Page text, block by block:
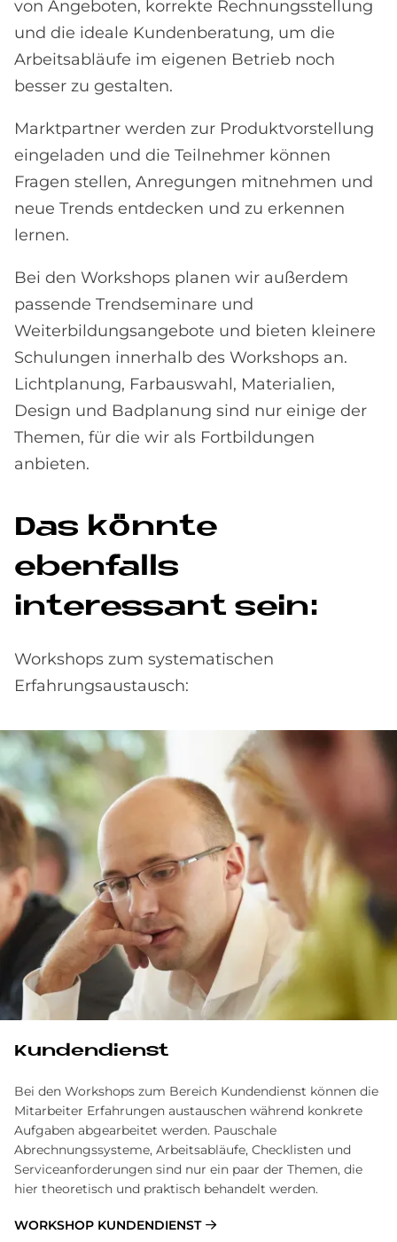
von Angeboten, korrekte Rechnungsstellung
und die ideale Kundenberatung, um die
Arbeitsabläufe im eigenen Betrieb noch
besser zu gestalten.
Marktpartner werden zur Produktvorstellung
eingeladen und die Teilnehmer können
Fragen stellen, Anregungen mitnehmen und
neue Trends entdecken und zu erkennen
lernen.
Bei den Workshops planen wir außerdem
passende Trendseminare und
Weiterbildungsangebote und bieten kleinere
Schulungen innerhalb des Workshops an.
Lichtplanung, Farbauswahl, Materialien,
Design und Badplanung sind nur einige der
Themen, für die wir als Fortbildungen
anbieten.
Das könnte
ebenfalls
interessant sein:
Workshops zum systematischen
Erfahrungsaustausch:
Kundendienst
Bei den Workshops zum Bereich Kundendienst können die
Mitarbeiter Erfahrungen austauschen während konkrete
Aufgaben abgearbeitet werden. Pauschale
Abrechnungssysteme, Arbeitsabläufe, Checklisten und
Serviceanforderungen sind nur ein paar der Themen, die
hier theoretisch und praktisch behandelt werden.
WORKSHOP KUNDENDIENST